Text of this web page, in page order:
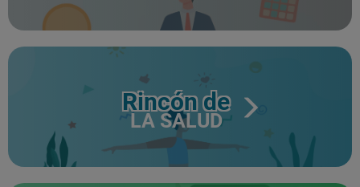
Rincón de
LA SALUD